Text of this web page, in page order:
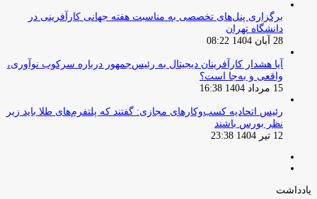
برگزاری پنل‌های تخصصی به مناسبت هفته جهانی کارآفرینی در
دانشگاه تهران
28 آبان 1404 08:22
آیا هشدار کارآفرینان دیجیتال به رئیس‌جمهور درباره سرکوب نوآوری،
واقعی و به‌جا است؟
15 مرداد 1404 16:38
‏رئیس اتحادیه کسب‌وکارهای مجازی: گفتند که پلتفرم‌های طلا باید زیر
نظر بورس باشند
12 تیر 1404 23:38
یادداشت